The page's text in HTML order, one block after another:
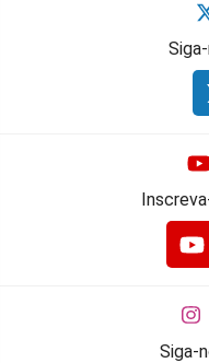
Siga-